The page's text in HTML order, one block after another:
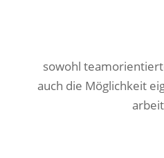
sowohl
auch die Möglichkeit